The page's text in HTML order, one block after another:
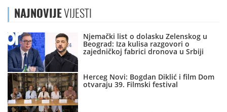
NAJNOVIJEVIJESTI
Njemački list o dolasku Zelenskog u
Beograd: Iza kulisa razgovori o
zajedničkoj fabrici dronova u Srbiji
Herceg Novi: Bogdan Diklić i film Dom
otvaraju 39. Filmski festival